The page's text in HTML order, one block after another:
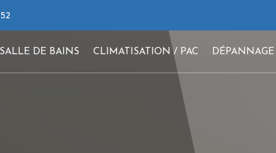
SALLE DE BAINS CLIMATISATION / PAC DÉPANNAGE